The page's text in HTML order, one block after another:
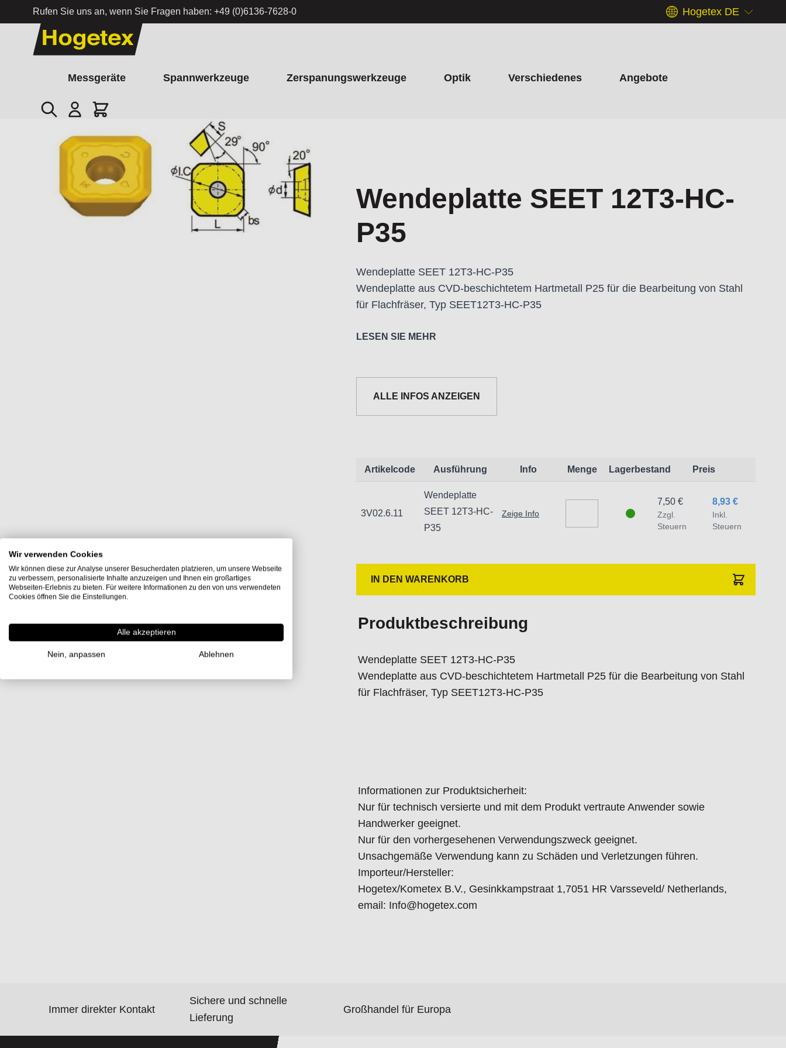
Rufen Sie uns an, wenn Sie Fragen haben: +49 (0)6136-7628-0 Hogetex DE
Zum Inhalt springen
Messgeräte Spannwerkzeuge Zerspanungswerkzeuge Optik Verschiedenes Angebote
Suche Cart
Startseite / Wendeplatte SEET 12T3-HC-P35
Wendeplatte SEET 12T3-HC-
P35
Wendeplatte SEET 12T3-HC-P35
Wendeplatte aus CVD-beschichtetem Hartmetall P25 für die Bearbeitung von Stahl
für Flachfräser, Typ SEET12T3-HC-P35
Informationen zur Produktsicherheit:
Nur für technisch versierte und mit dem Produkt vertraute Anwender sowie
Unsachgemäße Verwendung kann zu Schäden und Verletzungen führen.
Hogetex/Kometex B.V., Gesinkkampstraat 1,7051 HR Varsseveld/ Netherlands,
email: Info@hogetex.com
LESEN SIE MEHR
ALLE INFOS ANZEIGEN
Artikelcode Ausführung Info Menge Lagerbestand Preis
3V02.6.11
Wendeplatte
SEET 12T3-HC-
P35
Zeige Info
8,93 €
Inkl.
Steuern
7,50 €
Zzgl.
Steuern
IN DEN WARENKORB
Produktbeschreibung
Wendeplatte SEET 12T3-HC-P35
Wendeplatte aus CVD-beschichtetem Hartmetall P25 für die Bearbeitung von Stahl
für Flachfräser, Typ SEET12T3-HC-P35
Informationen zur Produktsicherheit:
Nur für technisch versierte und mit dem Produkt vertraute Anwender sowie
Handwerker geeignet.
Nur für den vorhergesehenen Verwendungszweck geeignet.
Unsachgemäße Verwendung kann zu Schäden und Verletzungen führen.
Importeur/Hersteller:
Hogetex/Kometex B.V., Gesinkkampstraat 1,7051 HR Varsseveld/ Netherlands,
email: Info@hogetex.com
Immer direkter Kontakt
Sichere und schnelle
Lieferung
Großhandel für Europa
Wir verwenden Cookies
Wir können diese zur Analyse unserer Besucherdaten platzieren, um unsere Webseite
zu verbessern, personalisierte Inhalte anzuzeigen und Ihnen ein großartiges
Webseiten-Erlebnis zu bieten. Für weitere Informationen zu den von uns verwendeten
Cookies öffnen Sie die Einstellungen.
Alle akzeptieren
Nein, anpassen Ablehnen